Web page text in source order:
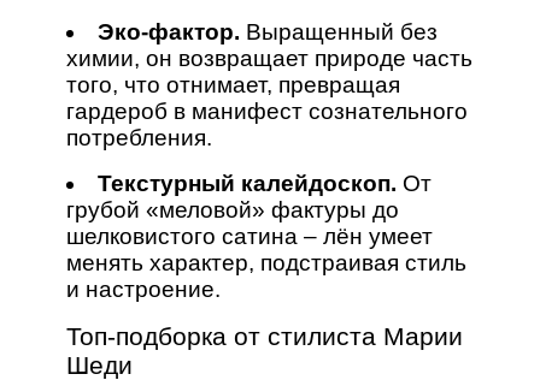
Эко‑фактор. Выращенный без
химии, он возвращает природе часть
того, что отнимает, превращая
гардероб в манифест сознательного
потребления.
Текстурный калейдоскоп. От
грубой «меловой» фактуры до
шелковистого сатина – лён умеет
менять характер, подстраивая стиль
и настроение.
Топ‑подборка от стилиста Марии
Шеди